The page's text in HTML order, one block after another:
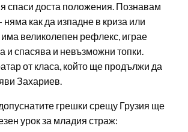
спаси доста положения. Познавам
няма как да изпадне в криза или
великолепен рефлекс, играе
и спасява и невъзможни топки.
от класа, който ще продължи да
Захариев.
грешки срещу Грузия ще
урок за младия страж: